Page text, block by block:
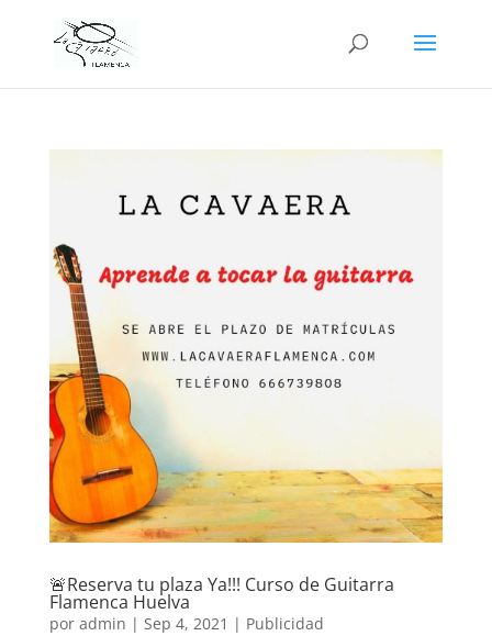
🚨Reserva tu plaza Ya!!! Curso de Guitarra
Flamenca Huelva
por admin | Sep 4, 2021 | Publicidad